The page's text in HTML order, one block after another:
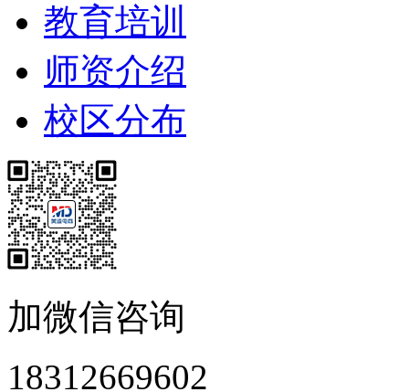
教育培训
师资介绍
校区分布
加微信咨询
18312669602